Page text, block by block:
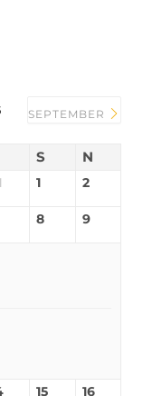
SEPTEMBER
S N
1 2
8 9
15 16